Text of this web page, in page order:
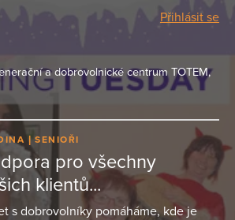
Přihlásit se
a dobrovolnické centrum TOTEM,
SENIOŘI
pro všechny
klientů...
s dobrovolníky pomáháme, kde je